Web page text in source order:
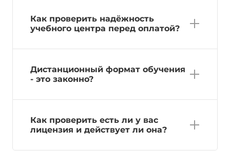
Как проверить надёжность
учебного центра перед оплатой?
Дистанционный формат обучения
- это законно?
Как проверить есть ли у вас
лицензия и действует ли она?